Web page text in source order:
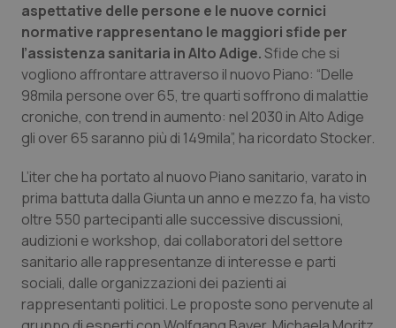
Provincia Autonoma di Bolzano
Provincia Autonoma di Trento
Puglia
Sardegna
Sicilia
Toscana
Umbria
Infezioni & Febbre
Ipertensione & Scompenso
Malattie rare
Malattia di Crohn & Rettocolite Ulcerosa
Neuroscienze & patologie neurodegenerative
Obesità
Oftalmologia
aspettative delle persone e le nuove cornici
normative rappresentano le maggiori sfide per
l’assistenza sanitaria in Alto Adige.Sfide che si
vogliono affrontare attraverso il nuovo Piano: “Delle
98mila persone over 65, tre quarti soffrono di malattie
croniche, con trend in aumento: nel 2030 in Alto Adige
gli over 65 saranno più di 149mila”, ha ricordato Stocker.
L’iter che ha portato al nuovo Piano sanitario, varato in
prima battuta dalla Giunta un anno e mezzo fa, ha visto
oltre 550 partecipanti alle successive discussioni,
audizioni e workshop, dai collaboratori del settore
sanitario alle rappresentanze di interesse e parti
sociali, dalle organizzazioni dei pazienti ai
rappresentanti politici. Le proposte sono pervenute al